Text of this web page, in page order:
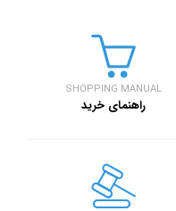
سفر۷۲۴SHOPPING MANUAL
راهنمای خرید